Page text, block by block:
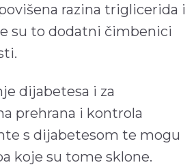
razina triglicerida i
su to dodatni čimbenici
dijabetesa i za
prehrana i kontrola
s dijabetesom te mogu
koje su tome sklone.